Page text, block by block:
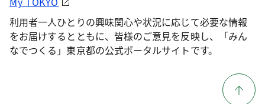
利用者一人ひとりの興味関心や状況に応じて必要な情報
をお届けするとともに、皆様のご意見を反映し、「みん
なでつくる」東京都の公式ポータルサイトです。